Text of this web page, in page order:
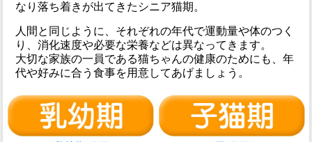
なり落ち着きが出てきたシニア猫期。
人間と同じように、それぞれの年代で運動量や体のつく
り、消化速度や必要な栄養などは異なってきます。
大切な家族の一員である猫ちゃんの健康のためにも、年
代や好みに合う食事を用意してあげましょう。